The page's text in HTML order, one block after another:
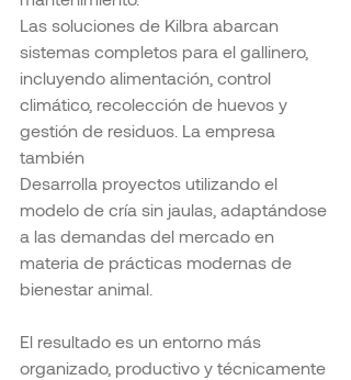
Las soluciones de Kilbra abarcan
sistemas completos para el gallinero,
incluyendo alimentación, control
climático, recolección de huevos y
gestión de residuos. La empresa
también
Desarrolla proyectos utilizando el
modelo de cría sin jaulas, adaptándose
a las demandas del mercado en
materia de prácticas modernas de
bienestar animal.
El resultado es un entorno más
organizado, productivo y técnicamente